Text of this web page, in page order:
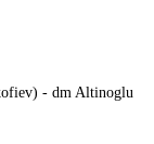
- dm Altinoglu